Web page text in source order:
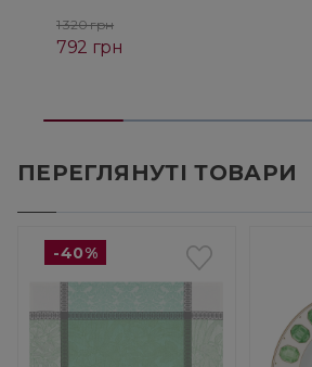
1 320 грн
792 грн
ПЕРЕГЛЯНУТІ ТОВАРИ
-40%